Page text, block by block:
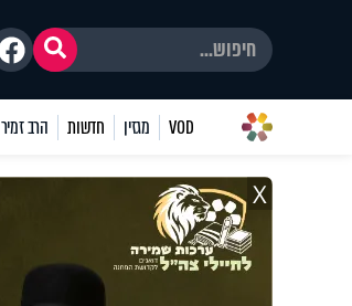
VOD מגזין חדשות הרב
X